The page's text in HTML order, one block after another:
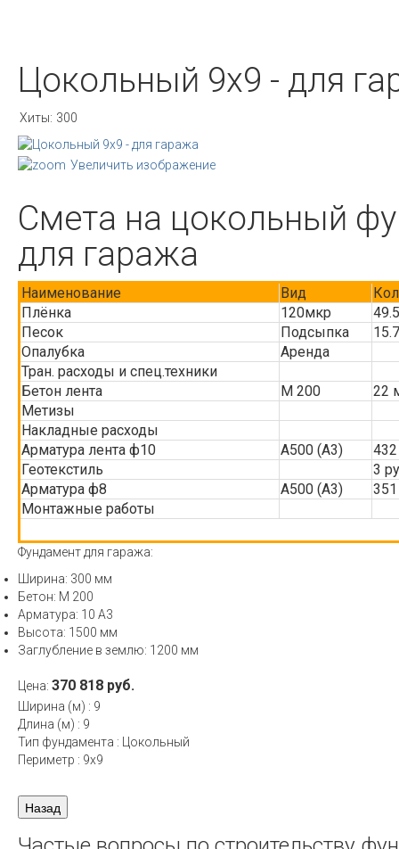
Цокольный 9х9 - для
Хиты: 300
Увеличить изображение
Смета на цокольный
для гаража
Наименование Вид
Плёнка
120мкр
Песок
Подсыпка
Опалубка
Аренда
Тран. расходы и спец.техники
Бетон лента
М 200
22
Метизы
Накладные расходы
Арматура лента ф10
А500 (А3)
Геотекстиль
3
Арматура ф8
А500 (А3)
Монтажные работы
Фундамент для гаража:
Ширина: 300 мм
Бетон: М 200
Арматура: 10 А3
Высота: 1500 мм
Заглубление в землю: 1200 мм
Цена: 370 818 руб.
Ширина (м) : 9
Длина (м) : 9
Тип фундамента :
Цокольный
Периметр : 9х9